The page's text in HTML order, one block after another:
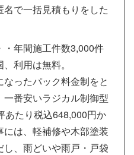
で一括見積もりをした
・年間施工件数3,000件
利用は無料。
ったパック料金制をと
一番安いラジカル制御型
あたり税込648,000円か
には、軽補修や木部塗装
し、雨どいや雨戸・戸袋